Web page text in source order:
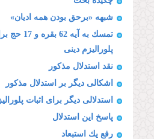
شبهه «برحق بودن همه ادیان»
تمسك به آیه 62
پلورالیزم دینى
نقد استدلال مذكور
اشكالى دیگر بر استدلال مذكور
استدلالى دیگر براى اثبات
پاسخ این استدلال
رفع یك استبعاد